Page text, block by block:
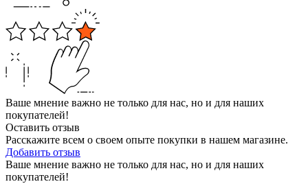
Ваше мнение важно не только для нас, но и для наших
покупателей!
Оставить отзыв
Расскажите всем о своем опыте покупки в нашем магазине.
Добавить отзыв
Ваше мнение важно не только для нас, но и для наших
покупателей!